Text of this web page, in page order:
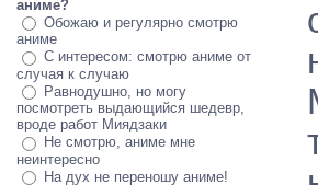
аниме?
Обожаю и регулярно смотрю
аниме
С интересом: смотрю аниме от
случая к случаю
Равнодушно, но могу
посмотреть выдающийся шедевр,
вроде работ Миядзаки
Не смотрю, аниме мне
неинтересно
На дух не переношу аниме!